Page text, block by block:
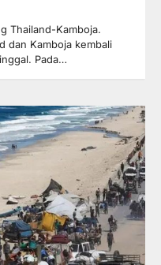
Thailand-Kamboja.
dan Kamboja kembali
Pada…